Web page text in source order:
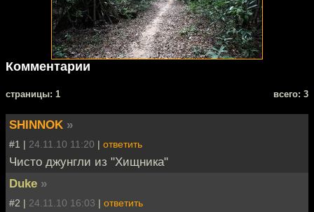
Комментарии
cтраницы: 1 всего: 3
SHINNOK »
#1 | 24.11.10 11:20 | ответить
Чисто джунгли из "Хищника"
Duke »
#2 | 24.11.10 16:03 | ответить